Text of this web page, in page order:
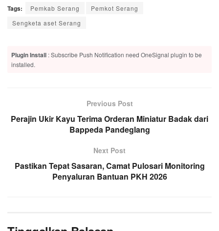
Tags: Pemkab Serang
Pemkot Serang
Sengketa aset Serang
Plugin Install : Subscribe Push Notification need OneSignal plugin to be
installed.
Previous Post
Perajin Ukir Kayu Terima Orderan Miniatur Badak dari
Bappeda Pandeglang
Next Post
Pastikan Tepat Sasaran, Camat Pulosari Monitoring
Penyaluran Bantuan PKH 2026